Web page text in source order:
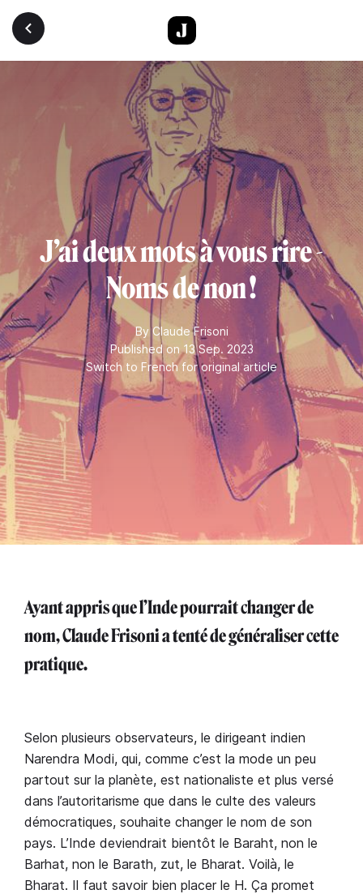
Skip to main content
J’ai deux mots à vous rire -
Noms de non !
By Claude Frisoni
Published on 13 Sep. 2023
Switch to French for original article
Ayant appris que l’Inde pourrait changer de
nom, Claude Frisoni a tenté de généraliser cette
pratique.
Selon plusieurs observateurs, le dirigeant indien
Narendra Modi, qui, comme c’est la mode un peu
partout sur la planète, est nationaliste et plus versé
dans l’autoritarisme que dans le culte des valeurs
démocratiques, souhaite changer le nom de son
pays. L’Inde deviendrait bientôt le Baraht, non le
Barhat, non le Barath, zut, le Bharat. Voilà, le
Bharat. Il faut savoir bien placer le H. Ça promet